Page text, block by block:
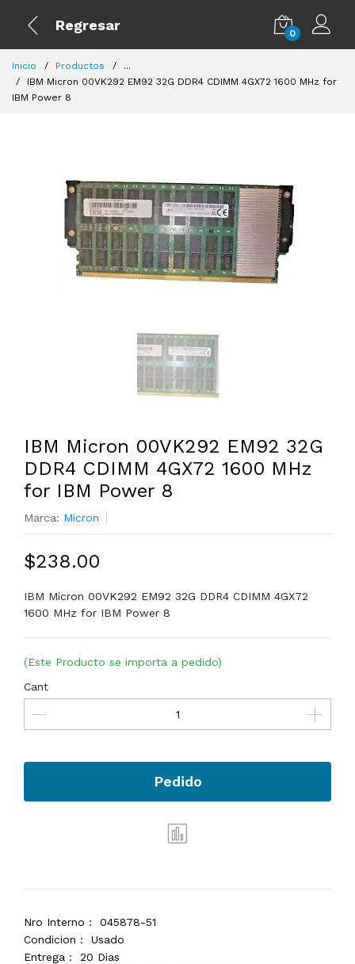
Regresar
0
Inicio Productos
...
IBM Micron 00VK292 EM92 32G DDR4 CDIMM 4GX72 1600 MHz for
IBM Power 8
IBM Micron 00VK292 EM92 32G
DDR4 CDIMM 4GX72 1600 MHz
for IBM Power 8
Marca: Micron
$238.00
IBM Micron 00VK292 EM92 32G DDR4 CDIMM 4GX72
1600 MHz for IBM Power 8
(Este Producto se importa a pedido)
Cant
Pedido
Nro Interno :
045878-51
Condicion :
Usado
Entrega :
20 Dias